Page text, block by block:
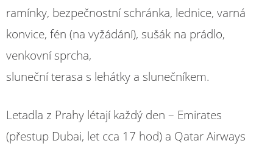
ramínky, bezpečnostní schránka, lednice, varná
konvice, fén (na vyžádání), sušák na prádlo,
venkovní sprcha,
sluneční terasa s lehátky a slunečníkem.
Letadla z Prahy létají každý den – Emirates
(přestup Dubai, let cca 17 hod) a Qatar Airways